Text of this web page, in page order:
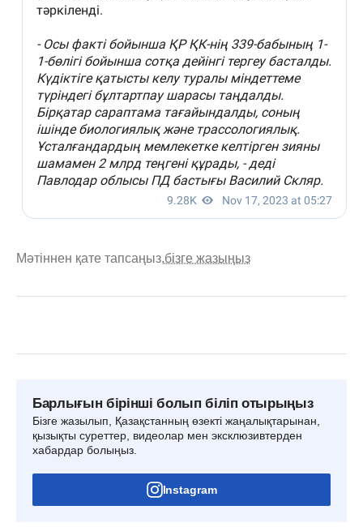
Мәтіннен қате тапсаңыз,бізге жазыңыз
Барлығын бірінші болып біліп отырыңыз
Бізге жазылып, Қазақстанның өзекті жаңалықтарынан,
қызықты суреттер, видеолар мен эксклюзивтерден
хабардар болыңыз.
Instagram